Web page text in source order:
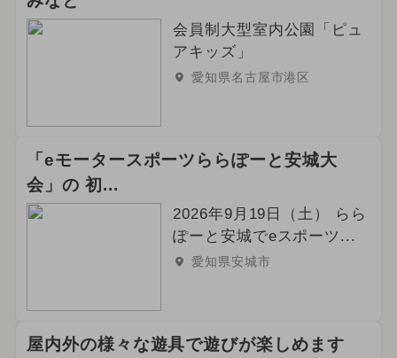
会員制大型室内公園「ピュ
アキッズ」
愛知県名古屋市港区
「eモータースポーツららぽーと安城大
会」の 初...
2026年9月19日（土） らら
ぽーと安城でeスポーツ...
愛知県安城市
屋内外の様々な遊具で遊びが楽しめます